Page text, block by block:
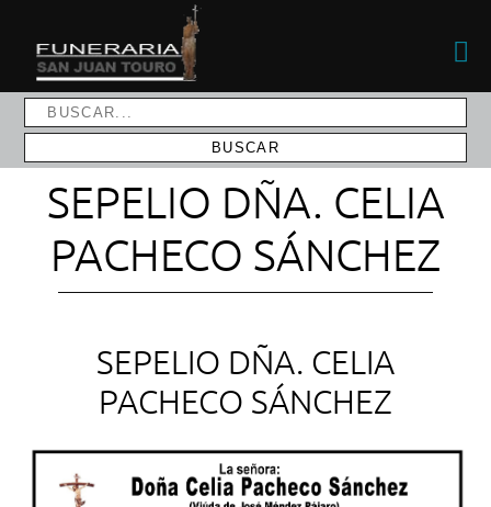
SEPELIO DÑA. CELIA
PACHECO SÁNCHEZ
SEPELIO DÑA. CELIA
PACHECO SÁNCHEZ